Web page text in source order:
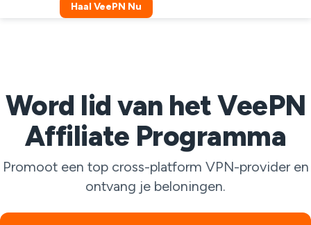
Haal VeePN Nu
Word lid van het VeePN
Affiliate Programma
Promoot een top cross-platform VPN-provider en
ontvang je beloningen.